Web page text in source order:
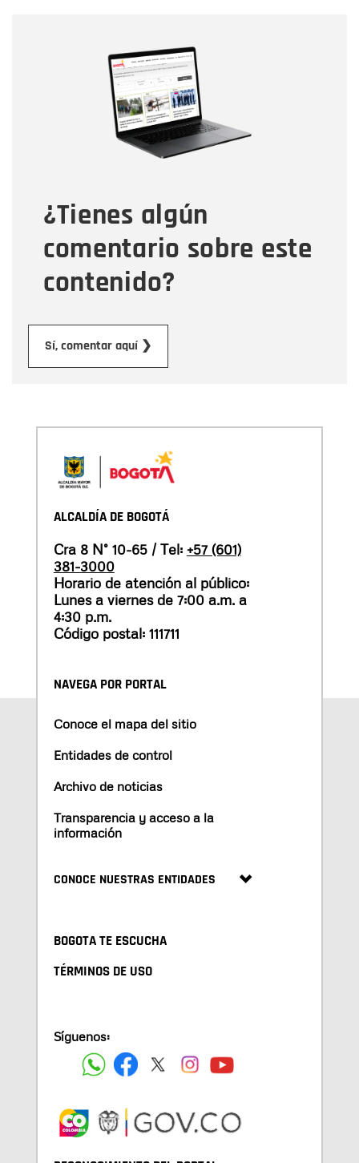
¿Tienes algún
comentario sobre este
contenido?
Sí, comentar aquí ❯
Correo electrónico
Tipo de comentario
Mensaje
ALCALDÍA DE BOGOTÁ
Cra 8 N° 10-65 / Tel: +57 (601)
381-3000
Horario de atención al público:
Lunes a viernes de 7:00 a.m. a
4:30 p.m.
Código postal: 111711
NAVEGA POR PORTAL
Conoce el mapa del sitio
Entidades de control
Archivo de noticias
Transparencia y acceso a la
información
CONOCE NUESTRAS ENTIDADES
BOGOTA TE ESCUCHA
TÉRMINOS DE USO
Síguenos: